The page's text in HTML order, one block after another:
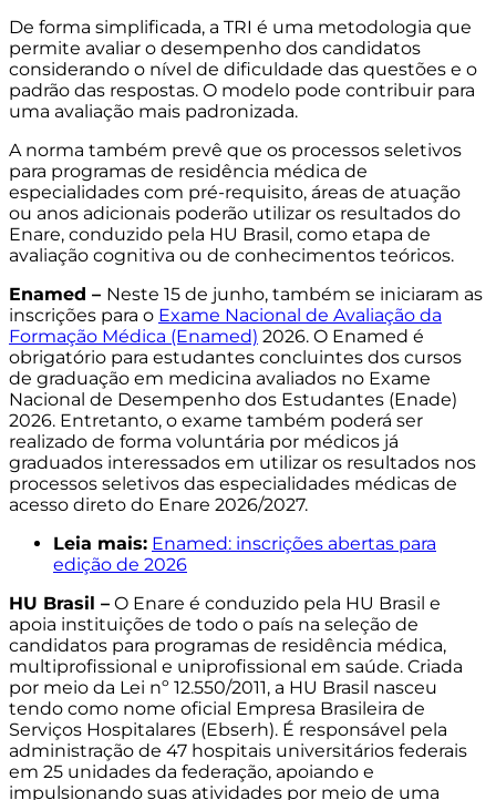
De forma simplificada, a TRI é uma metodologia que
permite avaliar o desempenho dos candidatos
considerando o nível de dificuldade das questões e o
padrão das respostas. O modelo pode contribuir para
uma avaliação mais padronizada.
A norma também prevê que os processos seletivos
para programas de residência médica de
especialidades com pré-requisito, áreas de atuação
ou anos adicionais poderão utilizar os resultados do
Enare, conduzido pela HU Brasil, como etapa de
avaliação cognitiva ou de conhecimentos teóricos.
Enamed – Neste 15 de junho, também se iniciaram as
inscrições para o Exame Nacional de Avaliação da
Formação Médica (Enamed) 2026. O Enamed é
obrigatório para estudantes concluintes dos cursos
de graduação em medicina avaliados no Exame
Nacional de Desempenho dos Estudantes (Enade)
2026. Entretanto, o exame também poderá ser
realizado de forma voluntária por médicos já
graduados interessados em utilizar os resultados nos
processos seletivos das especialidades médicas de
acesso direto do Enare 2026/2027.
Leia mais: Enamed: inscrições abertas para
edição de 2026
HU Brasil – O Enare é conduzido pela HU Brasil e
apoia instituições de todo o país na seleção de
candidatos para programas de residência médica,
multiprofissional e uniprofissional em saúde. Criada
por meio da Lei nº 12.550/2011, a HU Brasil nasceu
tendo como nome oficial Empresa Brasileira de
Serviços Hospitalares (Ebserh). É responsável pela
administração de 47 hospitais universitários federais
em 25 unidades da federação, apoiando e
impulsionando suas atividades por meio de uma